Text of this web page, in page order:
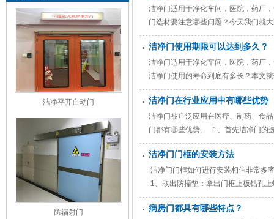
洁净平开自动门
防辐射门
洁净门适用于净化车间，医院，药厂
门选材要注意哪些问题？今天我们就
要考虑门板的光滑性，门窗对缝齐整
净门药
洁净门使用期限可以达到多久？
洁净门适用于净化车间，医院，药厂
洁净门使用的寿命到底有多长？本文
净门的制造要符合它的使用环境，相
高。所以，一般情况下洁净门的使
洁净门在行业应用中有哪些优势
洁净门被广泛应用在医疗、制药、食
门都有哪些优势。 1、首先洁净门的
用那些粗糙和颜色单一材质的门现在
鲜艳、强度高、易加工等特点。
洁净门门框的安装方法
洁净门门框如何进行安装相信非常多
1、取出防撞垫：拿出门框上板钻孔
与上门框板成90°角。 2、把洁净门
病房门都具有哪些特点？